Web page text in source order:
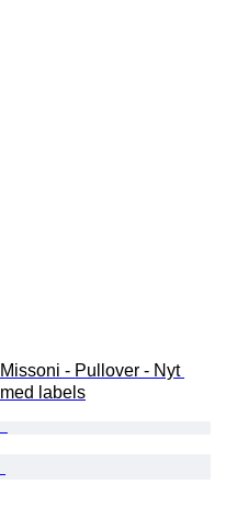
Missoni - Pullover - Nyt
med labels